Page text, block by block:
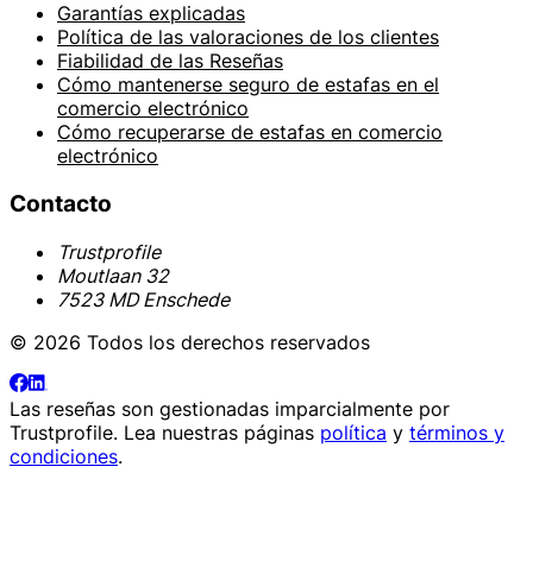
Garantías explicadas
Política de las valoraciones de los clientes
Fiabilidad de las Reseñas
Cómo mantenerse seguro de estafas en el
comercio electrónico
Cómo recuperarse de estafas en comercio
electrónico
Contacto
Trustprofile
Moutlaan 32
7523 MD Enschede
© 2026 Todos los derechos reservados
Las reseñas son gestionadas imparcialmente por
Trustprofile. Lea nuestras páginas política y términos y
condiciones.